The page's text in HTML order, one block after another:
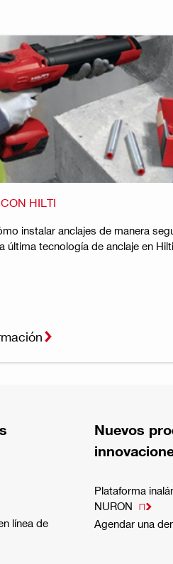
HILTI
instalar anclajes de manera
última tecnología de anclaje en Hilti.
línea de
Nuevos
Plataforma
NURON 
Agendar una